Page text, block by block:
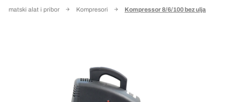
alat i pribor Kompresori Kompressor 8/6/100 bez ulja